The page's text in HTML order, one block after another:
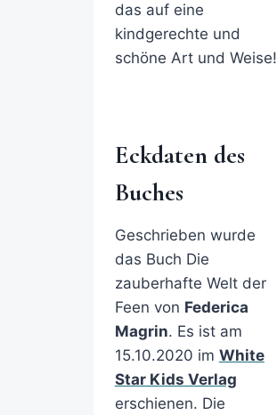
das auf eine
kindgerechte und
schöne Art und Weise!
Eckdaten des
Buches
Geschrieben wurde
das Buch Die
zauberhafte Welt der
Feen von Federica
Magrin. Es ist am
15.10.2020 im White
Star Kids Verlag
erschienen. Die